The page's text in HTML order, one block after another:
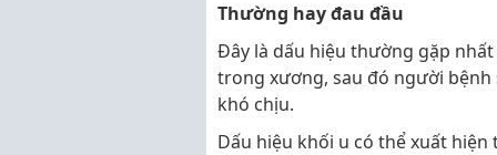
Thường hay đau đầu
Đây là dấu hiệu thường gặp
trong xương, sau đó người
khó chịu.
Dấu hiệu khối u có thể xuất